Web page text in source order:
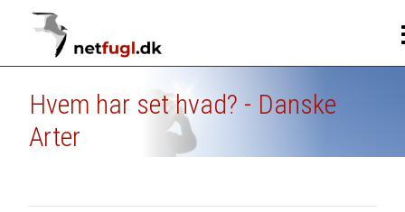
Hvem har set hvad? - Danske
Arter